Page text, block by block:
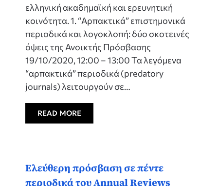
ελληνική ακαδημαϊκή και ερευνητική
κοινότητα. 1. “Αρπακτικά” επιστημονικά
περιοδικά και λογοκλοπή: δύο σκοτεινές
όψεις της Ανοικτής Πρόσβασης
19/10/2020, 12:00 – 13:00 Τα λεγόμενα
“αρπακτικά” περιοδικά (predatory
journals) λειτουργούν σε…
READ MORE
Ελεύθερη πρόσβαση σε πέντε
περιοδικά του Annual Reviews